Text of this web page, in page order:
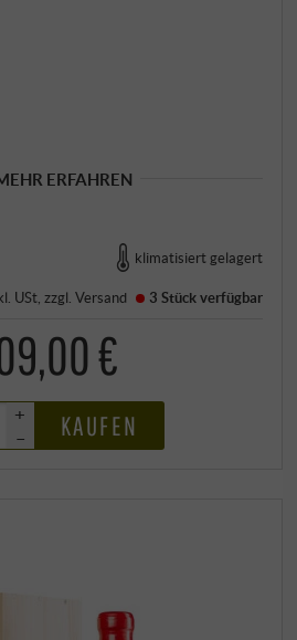
ERFAHREN
klimatisiert gelagert
USt , zzgl.Versand 3 Stückverfügbar
€
+
–
KAUFEN